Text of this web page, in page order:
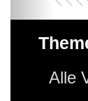
Alle